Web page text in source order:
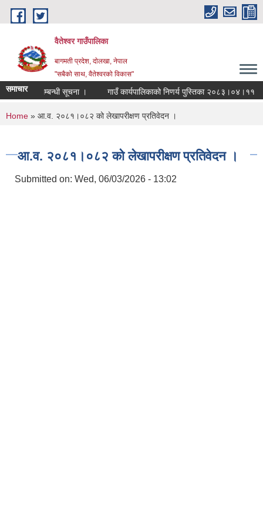
Skip to main content
वैतेश्वर गाउँपालिका
बागमती प्रदेश, दाेलखा, नेपाल
"सबैको साथ, वैतेश्वरको विकास"
समाचार
नगर्ने सम्बन्धी सूचना । गाउँ कार्यपालिकाको निणर्य पुस्तिका २०८३।०४।११
You are here
Home » आ.व. २०८१।०८२ को लेखापरीक्षण प्रतिवेदन ।
आ.व. २०८१।०८२ को लेखापरीक्षण प्रतिवेदन ।
Submitted on: Wed, 06/03/2026 - 13:02